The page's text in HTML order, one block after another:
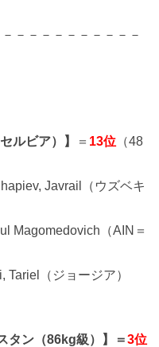
－－－－－－－－－－
ルビア）】 ＝ 13位 （48
Javrail（ウズベキ
Magomedovich（AIN＝
（ジョージア）
タン（86kg級）】＝3位